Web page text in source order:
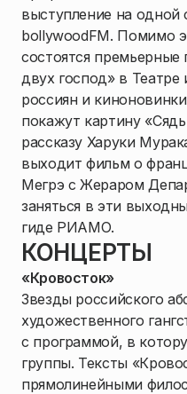
выступление на одной
bollywoodFM. Помимо
состоятся премьерные
двух господ» в
россиян и
покажут картину
рассказу Харуки
выходит фильм о
Мегрэ с Жераром
заняться в эти
гиде РИАМО.
КОНЦЕРТЫ
«Кровосток»
Звезды российского
художественного
с программой, в
группы. Тексты
прямолинейными